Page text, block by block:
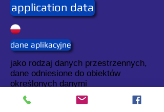
application data
dane aplikacyjne
jako rodzaj danych przestrzennych,
dane odniesione do obiektów
określonych danymi
georeferencyjnymi.